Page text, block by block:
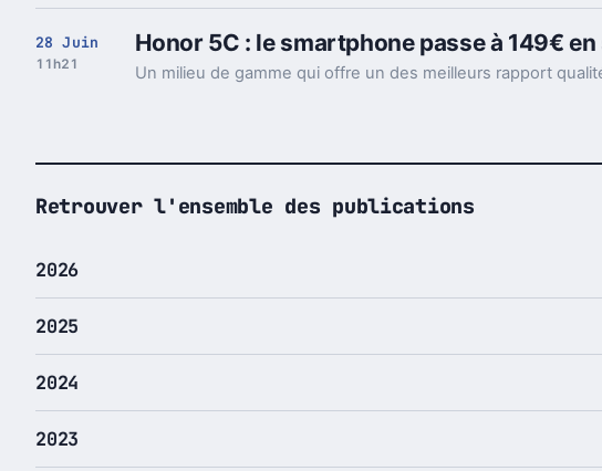
28 Juin
11h21
Honor 5C : le smartphone passe à 149€
Retrouver l'ensemble des publications
2026
2025
2024
2023